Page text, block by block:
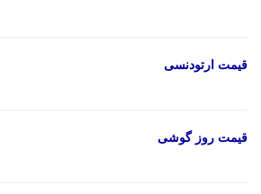
قیمت ارتودنسی
قیمت روز گوشی